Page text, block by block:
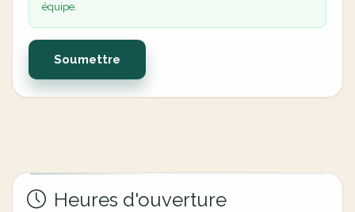
équipe.
Soumettre
Heures d'ouverture